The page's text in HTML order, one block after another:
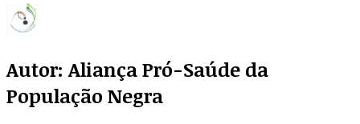
Autor: Aliança Pró-Saúde da
População Negra